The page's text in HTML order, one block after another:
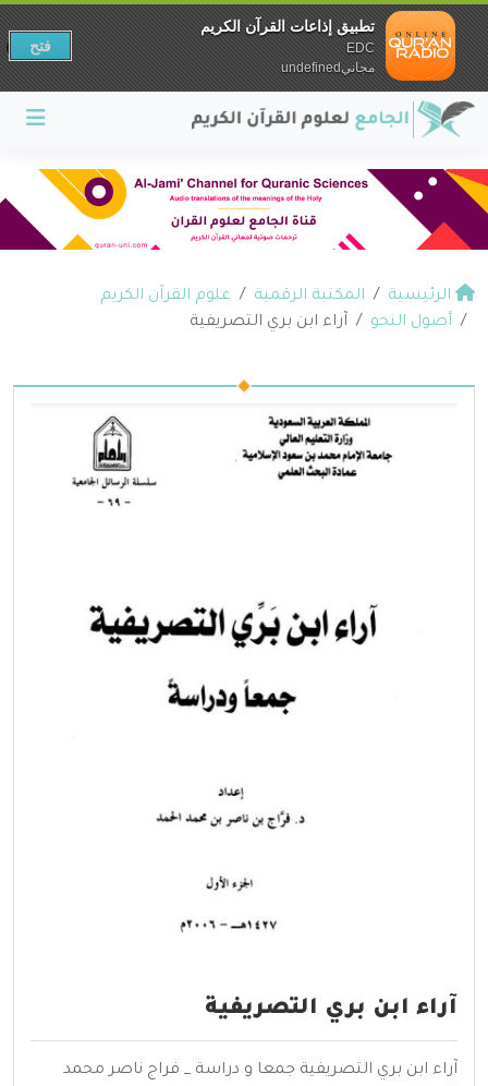
الرئيسية المكتبة الرقمية
علوم القرآن الكريم
أصول النحو
آراء ابن بري التصريفية
آراء ابن بري التصريفية
آراء ابن بري التصريفية جمعا و دراسة _ فراج ناصر محمد
تطبيق إذاعات القرآن الكريم
EDC
مجانيundefined
فتح